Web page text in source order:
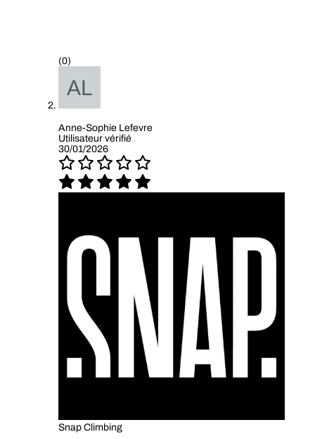
(0)
Anne-Sophie Lefevre
Utilisateur vérifié
30/01/2026
Snap Climbing